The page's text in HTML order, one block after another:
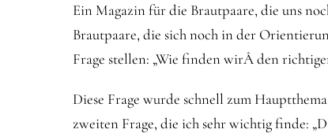
Ein Magazin für die Brautpaare, die uns
Brautpaare, die sich noch in der
Frage stellen: „Wie finden wirÂ den
Diese Frage wurde schnell zum
zweiten Frage, die ich sehr wichtig finde: